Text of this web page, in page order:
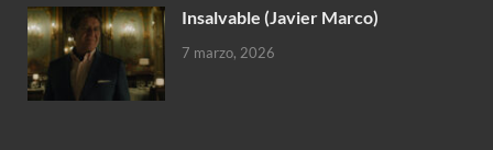
Insalvable (Javier Marco)
7 marzo, 2026